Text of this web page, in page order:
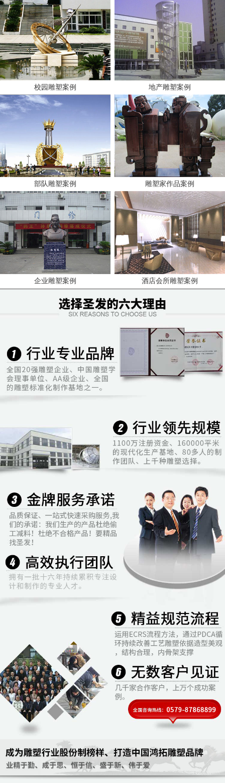
校园雕塑案例
部队雕塑案例
企业雕塑案例
地产雕塑案例
雕塑家作品案例
酒店会所雕塑案例